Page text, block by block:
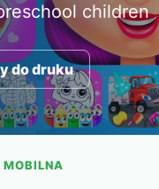
children
do druku